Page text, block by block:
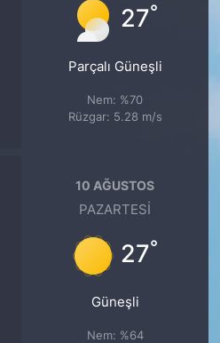
27°
Parçalı Güneşli
Nem: %70
Rüzgar: 5.28 m/s
10 AĞUSTOS
PAZARTESI
27°
Güneşli
Nem: %64